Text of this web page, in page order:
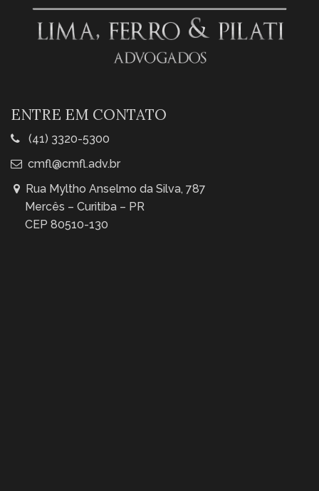
ENTRE EM CONTATO
(41) 3320-5300
cmfl@cmfl.adv.br
Rua Myltho Anselmo da Silva, 787
Mercês – Curitiba – PR
CEP 80510-130